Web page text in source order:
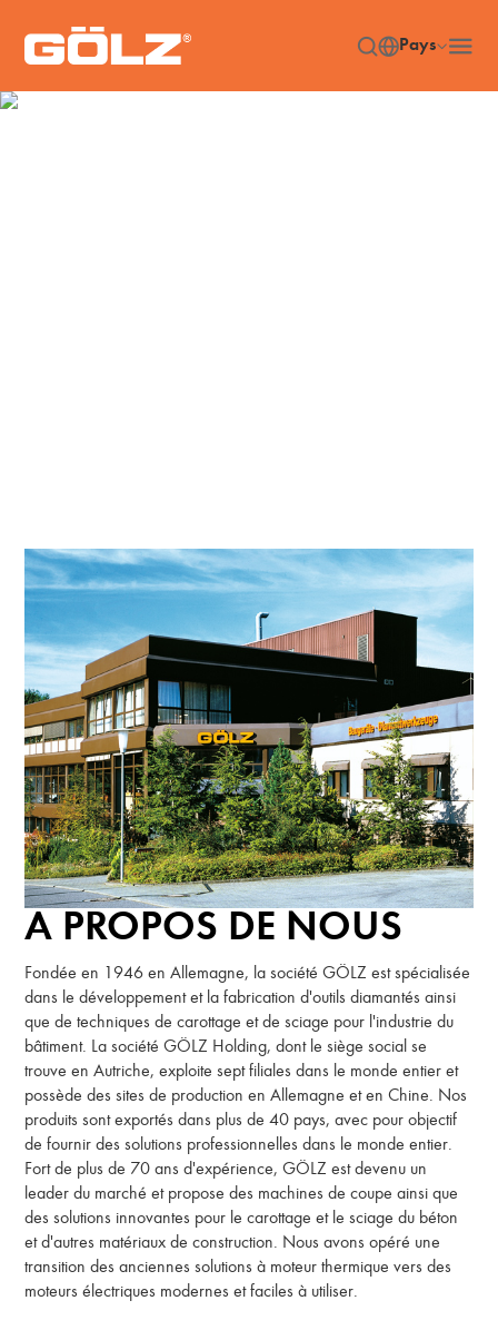
Pays
A PROPOS DE NOUS
Fondée en 1946 en Allemagne, la société GÖLZ est spécialisée
dans le développement et la fabrication d'outils diamantés ainsi
que de techniques de carottage et de sciage pour l'industrie du
bâtiment. La société GÖLZ Holding, dont le siège social se
trouve en Autriche, exploite sept filiales dans le monde entier et
possède des sites de production en Allemagne et en Chine. Nos
produits sont exportés dans plus de 40 pays, avec pour objectif
de fournir des solutions professionnelles dans le monde entier.
Fort de plus de 70 ans d'expérience, GÖLZ est devenu un
leader du marché et propose des machines de coupe ainsi que
des solutions innovantes pour le carottage et le sciage du béton
et d'autres matériaux de construction. Nous avons opéré une
transition des anciennes solutions à moteur thermique vers des
moteurs électriques modernes et faciles à utiliser.